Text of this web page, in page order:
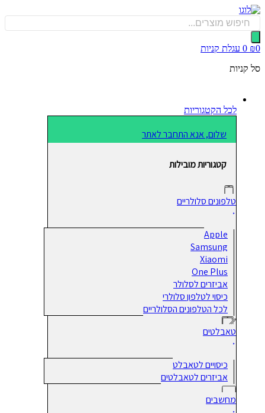
0 עגלת קניות
לכל הקטגוריות
שלום, אנא התחבר לאתר
קטגוריות מובילות
טלפונים סלולריים
Apple
Samsung
Xiaomi
One Plus
אביזרים לסלולר
כיסוי לטלפון סלולרי
לכל הטלפונים הסלולריים
טאבלטים
כיסויים לטאבלט
אביזרים לטאבלטים
מחשבים